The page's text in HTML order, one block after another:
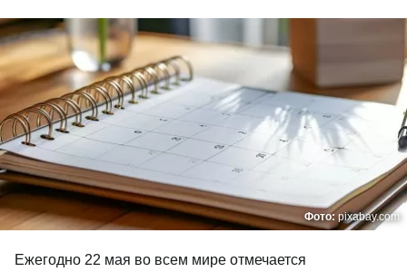
Фото:pixabay.com
Ежегодно 22 мая во всем мире отмечается